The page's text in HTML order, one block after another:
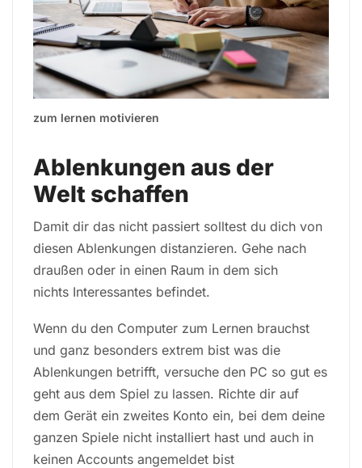
zum lernen motivieren
Ablenkungen aus der
Welt schaffen
Damit dir das nicht passiert solltest du dich von
diesen Ablenkungen distanzieren. Gehe nach
draußen oder in einen Raum in dem sich
nichts Interessantes befindet.
Wenn du den Computer zum Lernen brauchst
und ganz besonders extrem bist was die
Ablenkungen betrifft, versuche den PC so gut es
geht aus dem Spiel zu lassen. Richte dir auf
dem Gerät ein zweites Konto ein, bei dem deine
ganzen Spiele nicht installiert hast und auch in
keinen Accounts angemeldet bist